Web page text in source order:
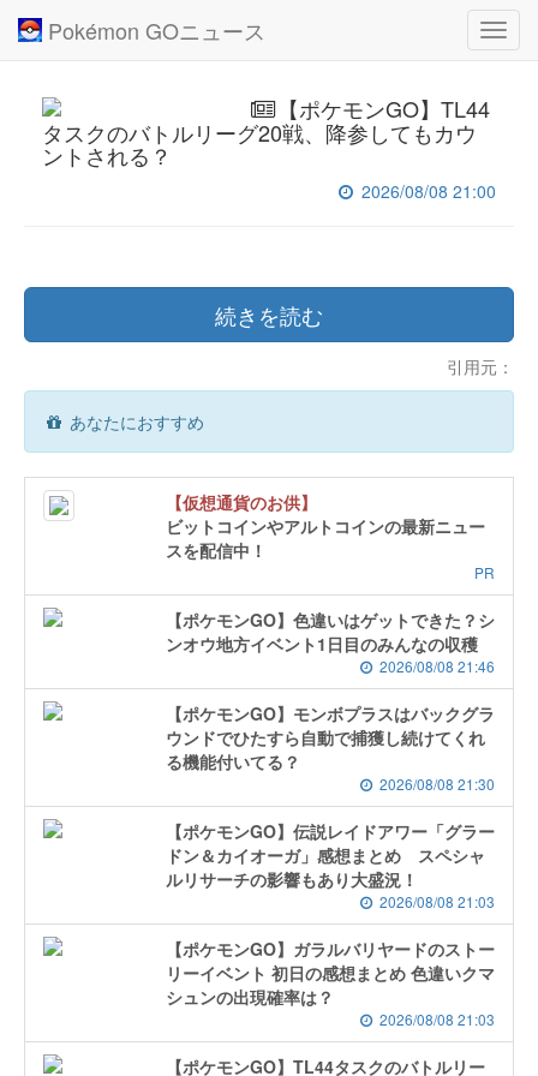
Pokémon GOニュース
【ポケモンGO】TL44
タスクのバトルリーグ20戦、降参してもカウ
ントされる？
2026/08/08 21:00
続きを読む
引用元：
あなたにおすすめ
【仮想通貨のお供】
ビットコインやアルトコインの最新ニュー
スを配信中！
PR
【ポケモンGO】色違いはゲットできた？シ
ンオウ地方イベント1日目のみんなの収穫
2026/08/08 21:46
【ポケモンGO】モンボプラスはバックグラ
ウンドでひたすら自動で捕獲し続けてくれ
る機能付いてる？
2026/08/08 21:30
【ポケモンGO】伝説レイドアワー「グラー
ドン＆カイオーガ」感想まとめ スペシャ
ルリサーチの影響もあり大盛況！
2026/08/08 21:03
【ポケモンGO】ガラルバリヤードのストー
リーイベント 初日の感想まとめ 色違いクマ
シュンの出現確率は？
2026/08/08 21:03
【ポケモンGO】TL44タスクのバトルリー